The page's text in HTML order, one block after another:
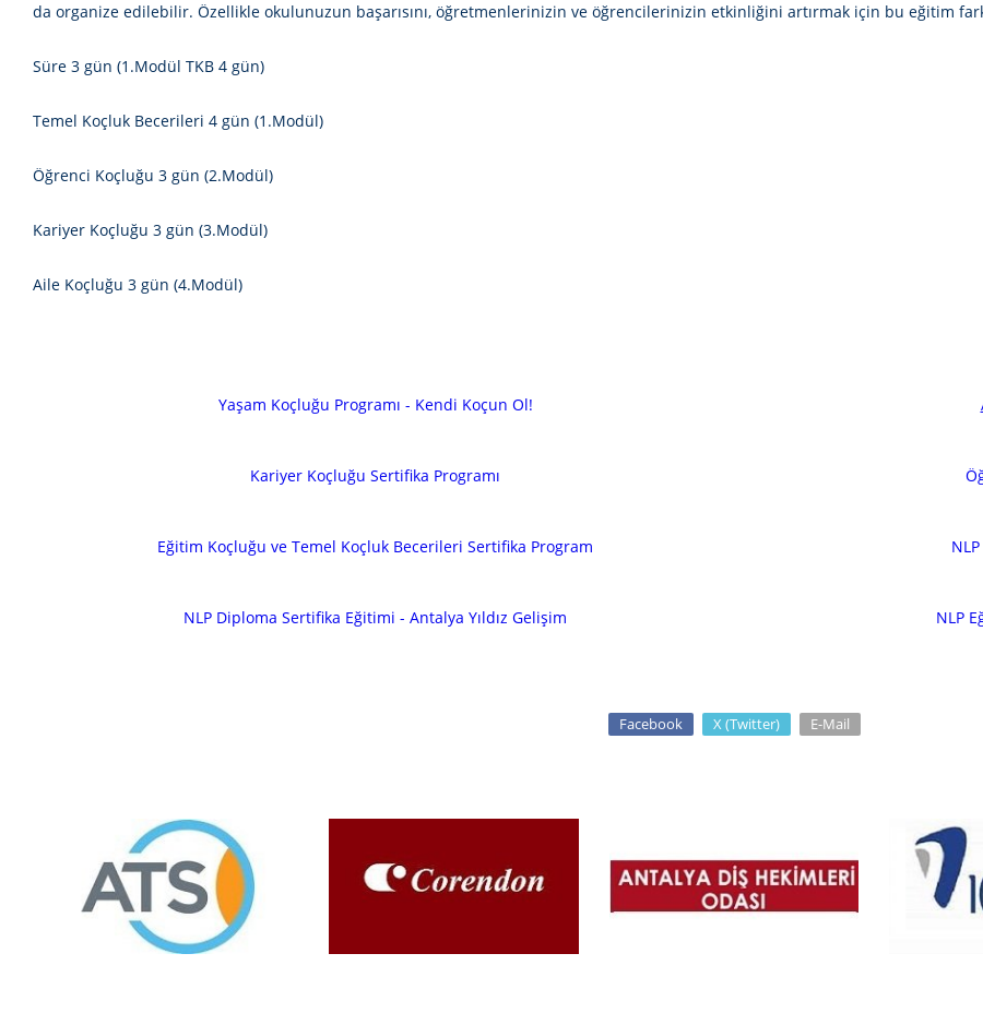
da organize edilebilir. Özellikle okulunuzun başarısını, öğretmenlerinizin ve öğrencilerinizin etkinliğini artırmak için bu eğitim
Süre 3 gün (1.Modül TKB 4 gün)
Temel Koçluk Becerileri 4 gün (1.Modül)
Öğrenci Koçluğu 3 gün (2.Modül)
Kariyer Koçluğu 3 gün (3.Modül)
Aile Koçluğu 3 gün (4.Modül)
Yaşam Koçluğu Programı - Kendi Koçun Ol!
Kariyer Koçluğu Sertifika Programı
Eğitim Koçluğu ve Temel Koçluk Becerileri Sertifika Program
NLP Diploma Sertifika Eğitimi - Antalya Yıldız Gelişim NLP
Facebook X (Twitter) E-Mail